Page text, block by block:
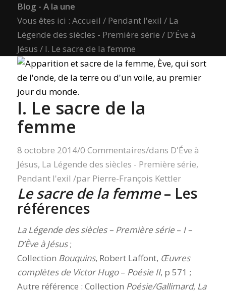
Blog - A la une
Vous êtes ici : Accueil / Pendant l'exil / La
Légende des siècles - Première série / D'Éve à
Jésus / I. Le sacre de la femme
I. Le sacre de la
femme
8 octobre 2014/0 Commentaires/dans D'Éve à
Jésus, La Légende des siècles - Première série,
Pendant l'exil /par Pierre-François Kettler
Le sacre de la femme– Les
références
La Légende des siècles – Première série– I –
D’Ève à Jésus;
Collection Bouquins, Robert Laffont, Œuvres
complètes de Victor Hugo– Poésie II, p 571 ;
Autre référence : Collection Poésie/Gallimard, La